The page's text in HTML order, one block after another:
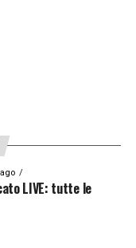
TOP NEWS
LIVE: tutte le